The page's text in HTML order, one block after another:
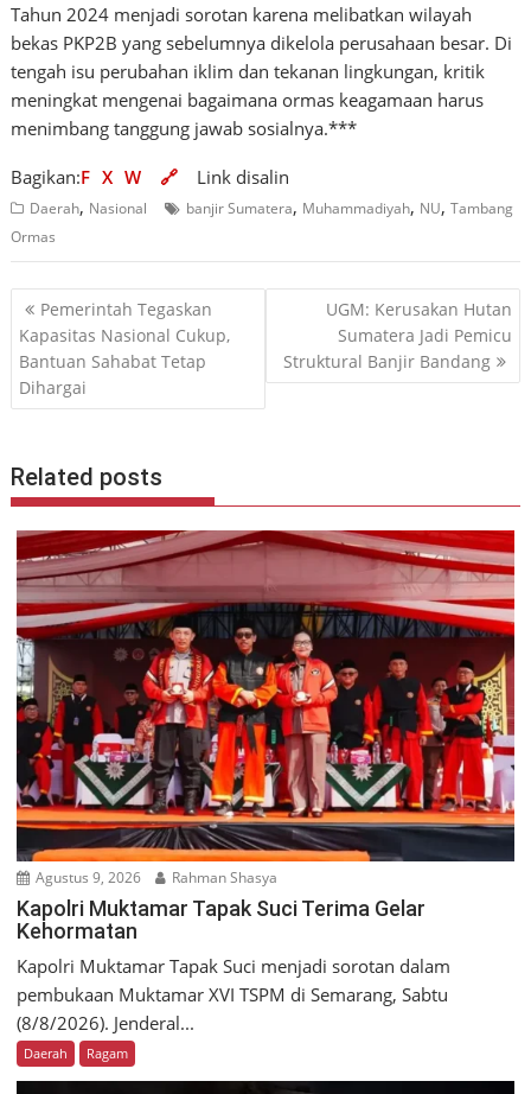
Tahun 2024 menjadi sorotan karena melibatkan wilayah
bekas PKP2B yang sebelumnya dikelola perusahaan besar. Di
tengah isu perubahan iklim dan tekanan lingkungan, kritik
meningkat mengenai bagaimana ormas keagamaan harus
menimbang tanggung jawab sosialnya.***
Bagikan:F X W 🔗 Link disalin
Daerah, Nasional banjir Sumatera, Muhammadiyah, NU,Tambang
Ormas
Navigasi
pos
Pemerintah Tegaskan
Kapasitas Nasional Cukup,
Bantuan Sahabat Tetap
Dihargai
UGM: Kerusakan Hutan
Sumatera Jadi Pemicu
Struktural Banjir Bandang
Related posts
Agustus 9, 2026 Rahman Shasya
Kapolri Muktamar Tapak Suci Terima Gelar
Kehormatan
Kapolri Muktamar Tapak Suci menjadi sorotan dalam
pembukaan Muktamar XVI TSPM di Semarang, Sabtu
(8/8/2026). Jenderal...
Daerah Ragam